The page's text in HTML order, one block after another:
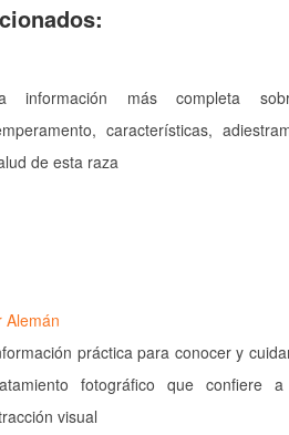
información más completa
características,
de esta raza
Alemán
práctica para conocer y
fotográfico que confiere
visual